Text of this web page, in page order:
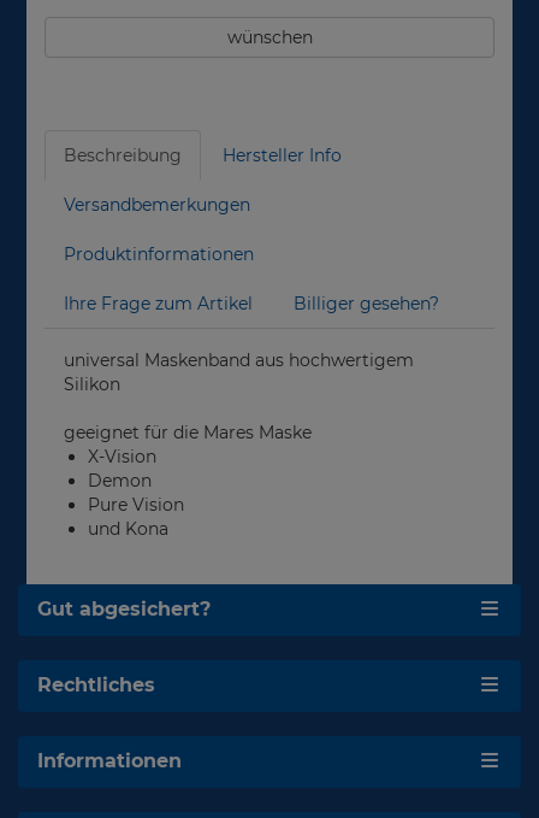
wünschen
Beschreibung Hersteller Info
Versandbemerkungen
Produktinformationen
Ihre Frage zum Artikel Billiger gesehen?
universal Maskenband aus hochwertigem
Silikon
geeignet für die Mares Maske
X-Vision
Demon
Pure Vision
und Kona
Gut abgesichert?
Rechtliches
Informationen